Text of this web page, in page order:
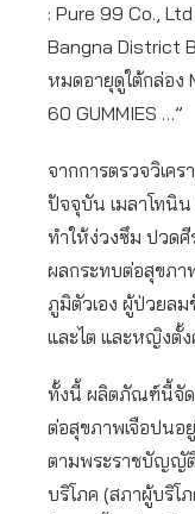
: Pure 99 Co.,
Bangna District
หมดอายุดูใต้กล่อง
60 GUMMIES …”
จากการตรวจวิเค
ปัจจุบัน เมลาโทนิน
ทำให้ง่วงซึม ปวด
ผลกระทบต่อสุขภา
ภูมิตัวเอง ผู้ป่วยล
และไต และหญิงตั้
ทั้งนี้ ผลิตภัณฑ์นี้จัด
ต่อสุขภาพเจือปนอ
ตามพระราชบัญญั
บริโภค (สภาผู้บริโ